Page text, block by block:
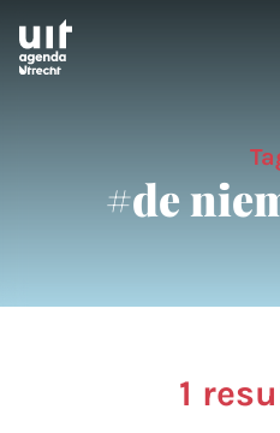
Skip to main content
#de
1